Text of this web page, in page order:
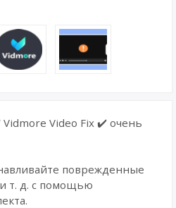
Video Fix ✔️ очень
поврежденные
т. д. с помощью